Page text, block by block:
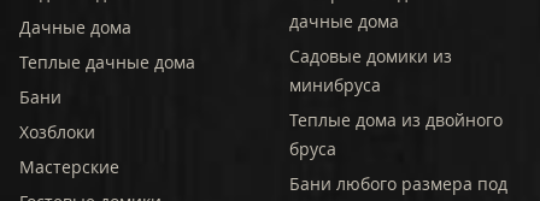
Дачные дома
Теплые дачные дома
Бани
Хозблоки
Мастерские
дачные дома
Садовые домики из
минибруса
Теплые дома из двойного
бруса
Бани любого размера под